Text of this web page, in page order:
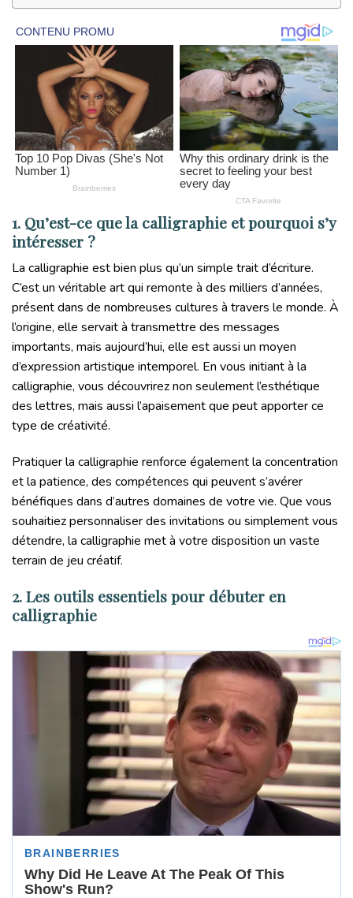
1. Qu’est-ce que la calligraphie et pourquoi s’y
intéresser ?
La calligraphie est bien plus qu’un simple trait d’écriture.
C’est un véritable art qui remonte à des milliers d’années,
présent dans de nombreuses cultures à travers le monde. À
l’origine, elle servait à transmettre des messages
importants, mais aujourd’hui, elle est aussi un moyen
d’expression artistique intemporel. En vous initiant à la
calligraphie, vous découvrirez non seulement l’esthétique
des lettres, mais aussi l’apaisement que peut apporter ce
type de créativité.
Pratiquer la calligraphie renforce également la concentration
et la patience, des compétences qui peuvent s’avérer
bénéfiques dans d’autres domaines de votre vie. Que vous
souhaitiez personnaliser des invitations ou simplement vous
détendre, la calligraphie met à votre disposition un vaste
terrain de jeu créatif.
2. Les outils essentiels pour débuter en
calligraphie